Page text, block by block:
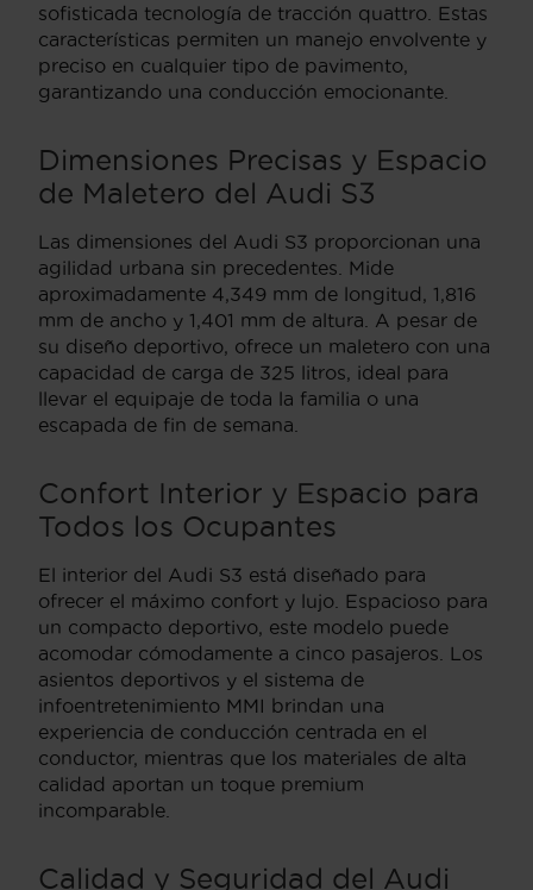
sofisticada tecnología de tracción quattro. Estas
características permiten un manejo envolvente y
preciso en cualquier tipo de pavimento,
garantizando una conducción emocionante.
Dimensiones Precisas y Espacio
de Maletero del Audi S3
Las dimensiones del Audi S3 proporcionan una
agilidad urbana sin precedentes. Mide
aproximadamente 4,349 mm de longitud, 1,816
mm de ancho y 1,401 mm de altura. A pesar de
su diseño deportivo, ofrece un maletero con una
capacidad de carga de 325 litros, ideal para
llevar el equipaje de toda la familia o una
escapada de fin de semana.
Confort Interior y Espacio para
Todos los Ocupantes
El interior del Audi S3 está diseñado para
ofrecer el máximo confort y lujo. Espa­cioso para
un compacto deportivo, este modelo puede
acomodar cómodamente a cinco pasajeros. Los
asientos deportivos y el sistema de
infoentretenimiento MMI brindan una
experiencia de conducción centrada en el
conductor, mientras que los materiales de alta
calidad aportan un toque premium
incomparable.
Calidad y Seguridad del Audi